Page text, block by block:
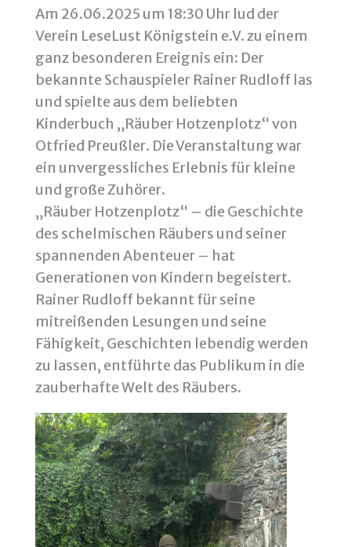
Am 26.06.2025 um 18:30 Uhr lud der
Verein LeseLust Königstein e.V. zu einem
ganz besonderen Ereignis ein: Der
bekannte Schauspieler Rainer Rudloff las
und spielte aus dem beliebten
Kinderbuch „Räuber Hotzenplotz“ von
Otfried Preußler. Die Veranstaltung war
ein unvergessliches Erlebnis für kleine
und große Zuhörer.
„Räuber Hotzenplotz“ – die Geschichte
des schelmischen Räubers und seiner
spannenden Abenteuer – hat
Generationen von Kindern begeistert.
Rainer Rudloff bekannt für seine
mitreißenden Lesungen und seine
Fähigkeit, Geschichten lebendig werden
zu lassen, entführte das Publikum in die
zauberhafte Welt des Räubers.